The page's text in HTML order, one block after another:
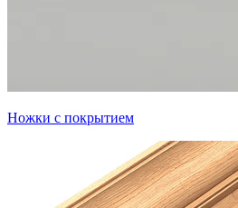
Ножки с покрытием